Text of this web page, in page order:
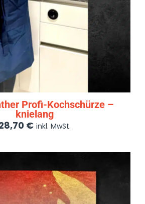
Profi-Kochschürze –
knielang
€ inkl. MwSt.